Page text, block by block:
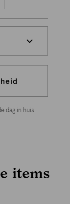
dag in huis
items